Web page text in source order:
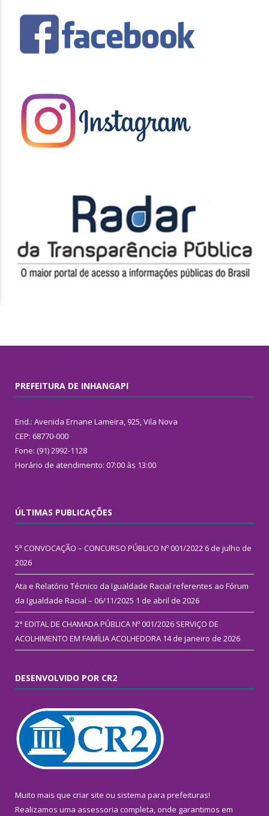
PREFEITURA DE INHANGAPI
End.: Avenida Ernane Lameira, 925, Vila Nova
CEP: 68770-000
Fone: (91) 2992-1128
Horário de atendimento: 07:00 às 13:00
ÚLTIMAS PUBLICAÇÕES
5ª CONVOCAÇÃO – CONCURSO PÚBLICO Nº 001/2022 6 de julho de
2026
Ata e Relatório Técnico da Igualdade Racial referentes ao Fórum
da Igualdade Racial – 06/11/2025 1 de abril de 2026
2° EDITAL DE CHAMADA PÚBLICA Nº 001/2026 SERVIÇO DE
ACOLHIMENTO EM FAMÍLIA ACOLHEDORA 14 de janeiro de 2026
DESENVOLVIDO POR CR2
Muito mais que criar site ou sistema para prefeituras!
Realizamos uma assessoria completa, onde garantimos em